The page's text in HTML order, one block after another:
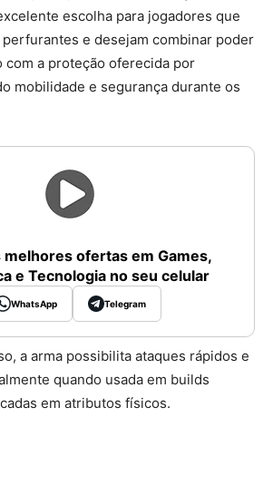
escolha para jogadores que
e desejam combinar poder
com a proteção oferecida por
mobilidade e segurança durante os
melhores ofertas em Games,
e Tecnologia no seu celular
WhatsApp Telegram
a arma possibilita ataques rápidos e
quando usada em builds
em atributos físicos.